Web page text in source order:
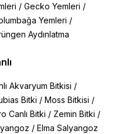
/ Gecko Yemleri /
Yemleri /
Aydınlatma
Akvaryum Bitkisi /
Bitki / Moss Bitkisi /
Canlı Bitki / Zemin Bitki /
/ Elma Salyangoz